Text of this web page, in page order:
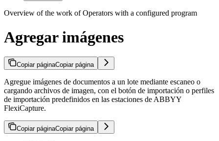
Overview of the work of Operators with a configured program
Agregar imágenes
Copiar páginaCopiar página
Agregue imágenes de documentos a un lote mediante escaneo o
cargando archivos de imagen, con el botón de importación o perfiles
de importación predefinidos en las estaciones de ABBYY
FlexiCapture.
Copiar páginaCopiar página